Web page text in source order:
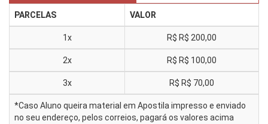
PARCELAS VALOR
1x R$ R$ 200,00
2x R$ R$ 100,00
3x R$ R$ 70,00
*Caso Aluno queira material em Apostila impresso e enviado
no seu endereço, pelos correios, pagará os valores acima